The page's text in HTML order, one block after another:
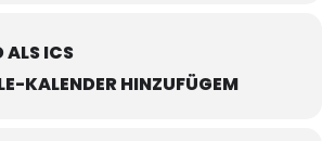
ALS ICS
KALENDER HINZUFÜGEM